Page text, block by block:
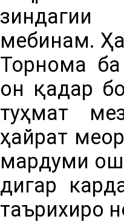
мебинам.
Торнома
он қадар
туҳмат
ҳайрат
мардуми
дигар
таърихиро